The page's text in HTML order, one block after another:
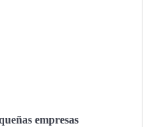
empresas